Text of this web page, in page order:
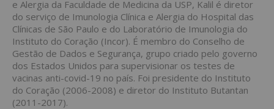
e Alergia da Faculdade de Medicina da USP, Kalil é diretor
do serviço de Imunologia Clínica e Alergia do Hospital das
Clínicas de São Paulo e do Laboratório de Imunologia do
Instituto do Coração (Incor). É membro do Conselho de
Gestão de Dados e Segurança, grupo criado pelo governo
dos Estados Unidos para supervisionar os testes de
vacinas anti-covid-19 no país. Foi presidente do Instituto
do Coração (2006-2008) e diretor do Instituto Butantan
(2011-2017).